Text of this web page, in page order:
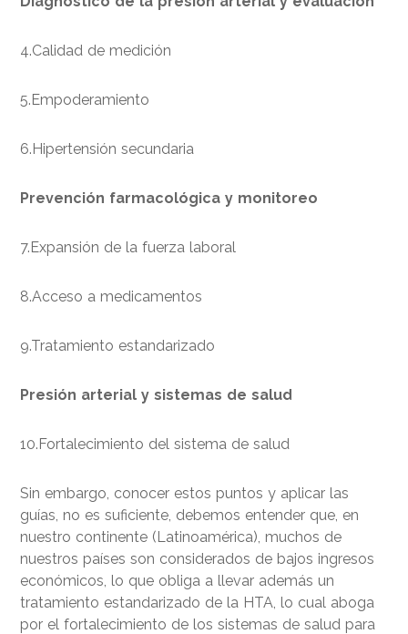
4.Calidad de medición
5.Empoderamiento
6.Hipertensión secundaria
Prevención farmacológica y monitoreo
7.Expansión de la fuerza laboral
8.Acceso a medicamentos
9.Tratamiento estandarizado
Presión arterial y sistemas de salud
10.Fortalecimiento del sistema de salud
Sin embargo, conocer estos puntos y aplicar las
guías, no es suficiente, debemos entender que, en
nuestro continente (Latinoamérica), muchos de
nuestros países son considerados de bajos ingresos
económicos, lo que obliga a llevar además un
tratamiento estandarizado de la HTA, lo cual aboga
por el fortalecimiento de los sistemas de salud para